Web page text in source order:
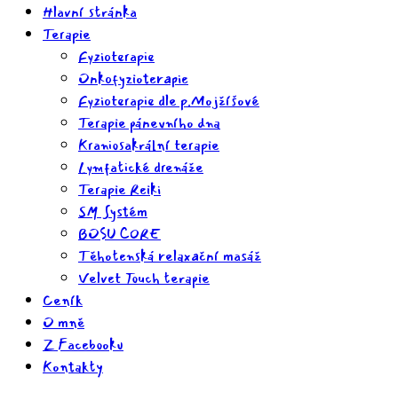
Hlavní stránka
Terapie
Fyzioterapie
Onkofyzioterapie
Fyzioterapie dle p.Mojžíšové
Terapie pánevního dna
Kraniosakrální terapie
Lymfatické drenáže
Terapie Reiki
SM Systém
BOSU CORE
Těhotenská relaxační masáž
Velvet Touch terapie
Ceník
O mně
Z Facebooku
Kontakty